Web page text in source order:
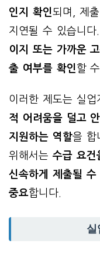
인지 확인되며, 제
지연될 수 있습니
이지 또는 가까운
출 여부를 확인할
이러한 제도는 실업
적 어려움을 덜고
지원하는 역할을 합
위해서는 수급 요건
신속하게 제출될 수
중요합니다.
실